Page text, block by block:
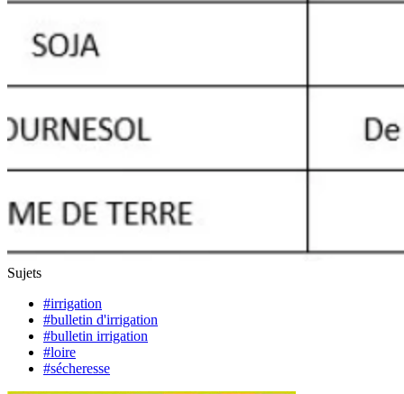
Sujets
#irrigation
#bulletin d'irrigation
#bulletin irrigation
#loire
#sécheresse